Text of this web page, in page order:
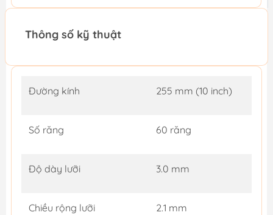
Thông số kỹ thuật
Đường kính 255 mm (10 inch)
Số răng 60 răng
Độ dày lưỡi 3.0 mm
Chiều rộng lưỡi 2.1 mm